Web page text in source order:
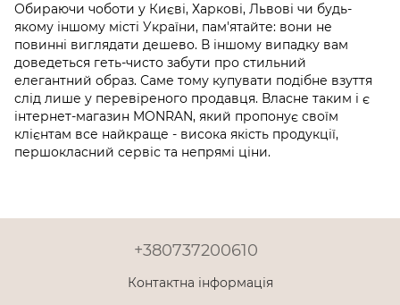
Обираючи чоботи у Києві, Харкові, Львові чи будь-
якому іншому місті України, пам'ятайте: вони не
повинні виглядати дешево. В іншому випадку вам
доведеться геть-чисто забути про стильний
елегантний образ. Саме тому купувати подібне взуття
слід лише у перевіреного продавця. Власне таким і є
інтернет-магазин MONRAN, який пропонує своїм
клієнтам все найкраще - висока якість продукції,
першокласний сервіс та непрямі ціни.
+380737200610
Контактна інформація